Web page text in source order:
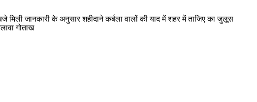
जानकारी के अनुसार शहीदाने कर्बला वालों की याद में शहर में ताजिए का जुलूस
गोताख